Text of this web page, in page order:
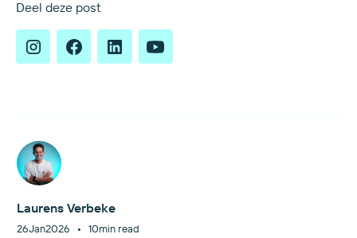
Deel deze post
Laurens Verbeke
26Jan2026 • 10min read